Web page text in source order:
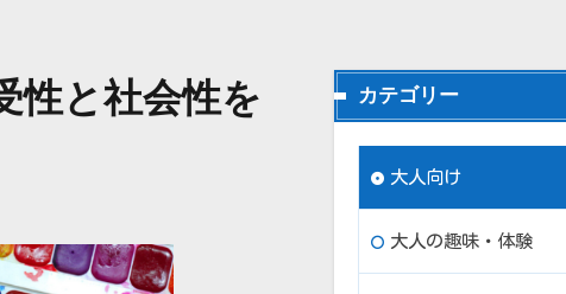
性と社会性を
カテゴリー
大人向け
大人の趣味・体験